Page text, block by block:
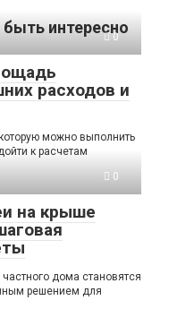
интересно
0
расходов и
можно выполнить
к расчетам
0
на крыше
дома становятся
решением для